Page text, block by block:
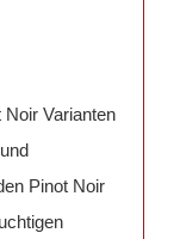
Varianten
Pinot Noir